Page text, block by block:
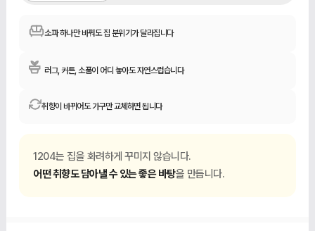
소파 하나만 바꿔도 집 분위기가 달라집니다
러그, 커튼, 소품이 어디 놓아도 자연스럽습니다
취향이 바뀌어도 가구만 교체하면 됩니다
1204는 집을 화려하게 꾸미지 않습니다.
어떤 취향도 담아낼 수 있는 좋은 바탕을 만듭니다.